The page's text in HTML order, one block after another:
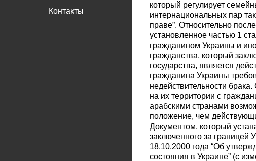
Контакты
который регулирует
интернациональных пар
праве”. Относительно
установленное частью 1
гражданином Украины и
гражданства, который
государства, является
гражданина Украины
недействительности
на их территории с
арабскими странами
положение, чем
Документом, который
заключенного за
18.10.2000 года “Об
состояния в Украине” (с